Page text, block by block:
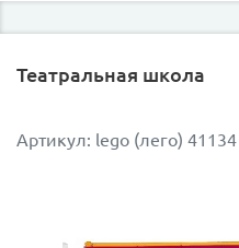
Театральная школа
Артикул: lego (лего) 41134